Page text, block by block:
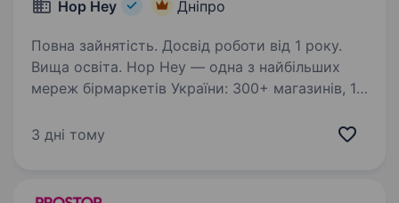
Hop Hey Дніпро
Повна зайнятість. Досвід роботи від 1 року.
Вища освіта. Hop Hey — одна з найбільших
мереж бірмаркетів України: 300+ магазинів, 16
Системного адміністратора технічної
3 дні тому